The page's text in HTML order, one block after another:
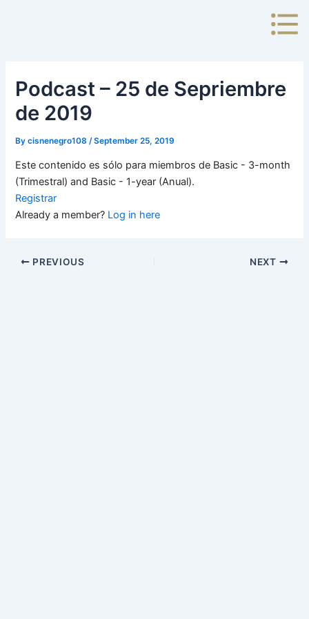
Podcast – 25 de Sepriembre
de 2019
Bycisnenegro108 /September 25, 2019
Este contenido es sólo para miembros de Basic - 3-month
(Trimestral) and Basic - 1-year (Anual).
Registrar
Already a member? Log in here
PREVIOUS NEXT